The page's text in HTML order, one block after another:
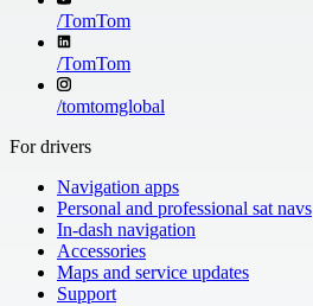
/TomTom
/TomTom
/tomtomglobal
For drivers
Navigation apps
Personal and professional sat navs
In-dash navigation
Accessories
Maps and service updates
Support